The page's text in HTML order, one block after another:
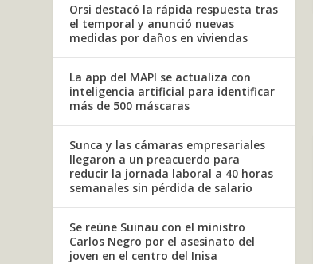
Orsi destacó la rápida respuesta tras
el temporal y anunció nuevas
medidas por daños en viviendas
La app del MAPI se actualiza con
inteligencia artificial para identificar
más de 500 máscaras
Sunca y las cámaras empresariales
llegaron a un preacuerdo para
reducir la jornada laboral a 40 horas
semanales sin pérdida de salario
Se reúne Suinau con el ministro
Carlos Negro por el asesinato del
joven en el centro del Inisa